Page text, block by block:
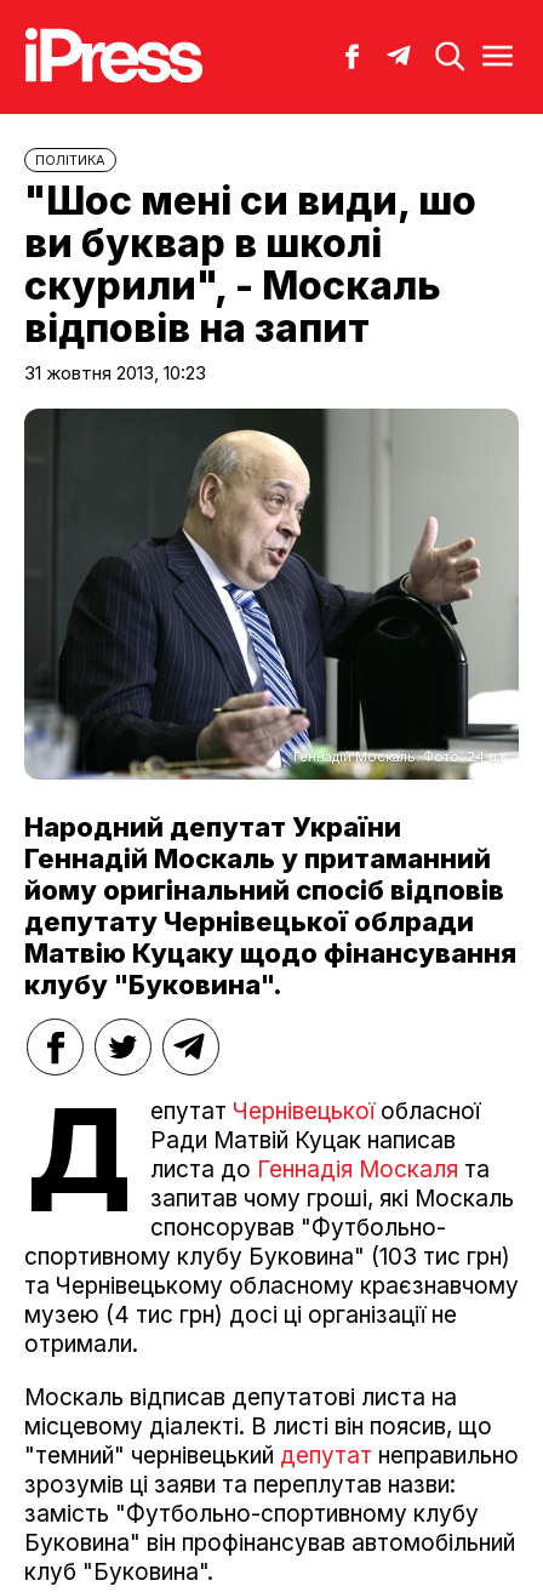
ПОЛІТИКА
"Шос мені си види, шо
ви буквар в школі
скурили", - Москаль
відповів на запит
31 жовтня 2013, 10:23
Геннадій Москаль. Фото: 24.ua
Народний депутат України
Геннадій Москаль у притаманний
йому оригінальний спосіб відповів
депутату Чернівецької облради
Матвію Куцаку щодо фінансування
клубу "Буковина".
Д епутат Чернівецької обласної
Ради Матвій Куцак написав
листа до Геннадія Москаля та
запитав чому гроші, які Москаль
спонсорував "Футбольно-
спортивному клубу Буковина" (103 тис грн)
та Чернівецькому обласному краєзнавчому
музею (4 тис грн) досі ці організації не
отримали.
Москаль відписав депутатові листа на
місцевому діалекті. В листі він поясив, що
"темний" чернівецький депутат неправильно
зрозумів ці заяви та переплутав назви:
замість "Футбольно-спортивному клубу
Буковина" він профінансував автомобільний
клуб "Буковина".